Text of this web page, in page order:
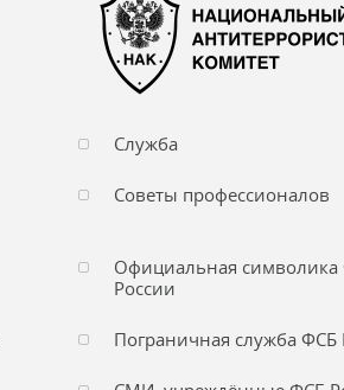
Служба
Советы профессионалов
Официальная
России
Пограничная служба ФСБ